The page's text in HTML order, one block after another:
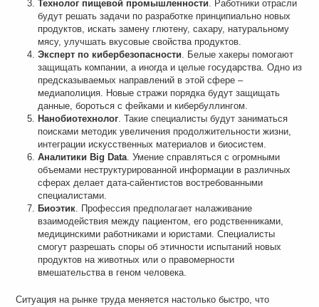
Технолог пищевой промышленности . Работники отрасли
будут решать задачи по разработке принципиально новых
продуктов, искать замену глютену, сахару, натуральному
мясу, улучшать вкусовые свойства продуктов.
Эксперт по кибербезопасности . Белые хакеры помогают
защищать компании, а иногда и целые государства. Одно из
предсказываемых направлений в этой сфере –
медиаполиция. Новые стражи порядка будут защищать
данные, бороться с фейками и кибербуллингом.
Нанобиотехнолог. Такие специалисты будут заниматься
поисками методик увеличения продолжительности жизни,
интеграции искусственных материалов и биосистем.
Аналитики Big Data. Умение справляться с огромными
объемами неструктурированной информации в различных
сферах делает дата-сайентистов востребованными
специалистами.
Биоэтик. Профессия предполагает налаживание
взаимодействия между пациентом, его родственниками,
медицинскими работниками и юристами. Специалисты
смогут разрешать споры об этичности испытаний новых
продуктов на животных или о правомерности
вмешательства в геном человека.
Ситуация на рынке труда меняется настолько быстро, что